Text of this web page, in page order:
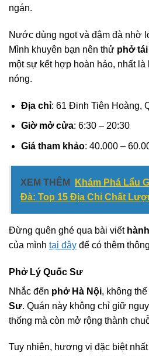
ngán.
Nước dùng ngọt và đậm đà nhờ
Mình khuyên bạn nên thử phở tái
một sự kết hợp hoàn hảo, nhất
nóng.
Địa chỉ: 61 Đinh Tiên Hoàng,
Giờ mở cửa: 6:30 – 20:30
Giá tham khảo: 40.000 –
XEM THÊM
Khám Phá Lẩu
Đà: Top 15 Địa Chỉ Chất
Đừng quên ghé qua bài viết
của mình tại đây để có thêm
Phở Lý Quốc Sư
Nhắc đến phở Hà Nội, không
Sư. Quán này không chỉ giữ
thống mà còn mở rộng thành
Tuy nhiên, hương vị đặc biệt